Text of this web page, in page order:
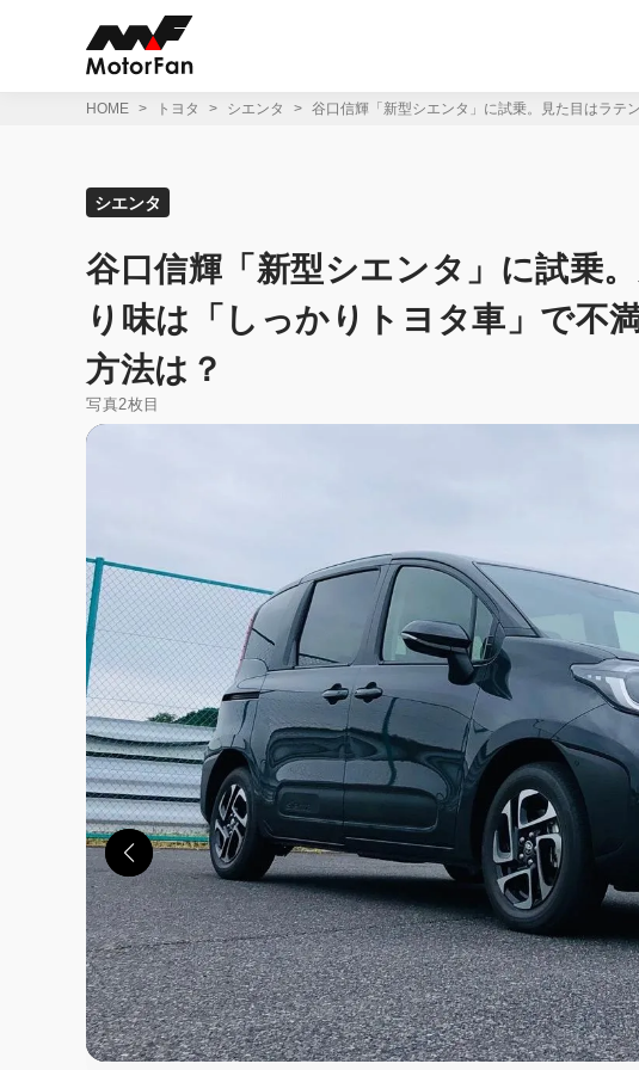
HOME トヨタ シエンタ 谷口信輝「新型シエンタ」に試乗。見た目はラテ
シエンタ
谷口信輝「新型シエンタ」に試乗
り味は「しっかりトヨタ車」で不
方法は？
写真2枚目